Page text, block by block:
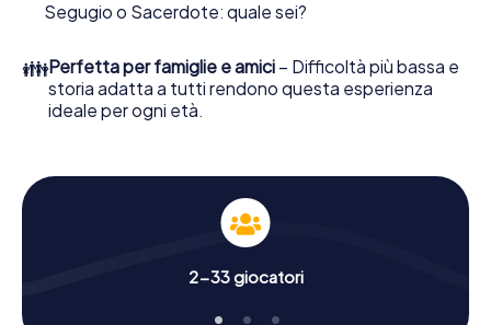
Segugio o Sacerdote: quale sei?
👪Perfetta per famiglie e amici – Difficoltà più bassa e
storia adatta a tutti rendono questa esperienza
ideale per ogni età.
2-33 giocatori